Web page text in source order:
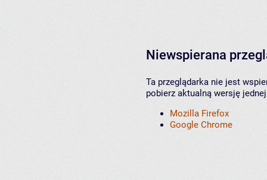
Niewspierana
Ta przeglądarka nie jest
pobierz aktualną wersję
Mozilla Firefox
Google Chrome